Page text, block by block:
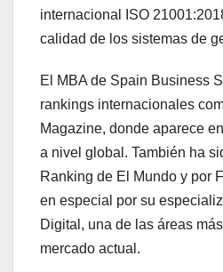
internacional ISO
calidad de los sistemas de
El MBA de Spain Business
rankings internacionales
Magazine, donde aparece
a nivel global. También ha
Ranking de El Mundo y por
en especial por su
Digital, una de las áreas
mercado actual.